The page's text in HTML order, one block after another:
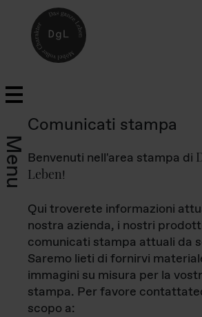
Menu
Comunicati stampa
Benvenuti nell'area stampa di
Leben!
Qui troverete informazioni
nostra azienda, i nostri
comunicati stampa attuali da
Saremo lieti di fornirvi
immagini su misura per la
stampa. Per favore
scopo a: